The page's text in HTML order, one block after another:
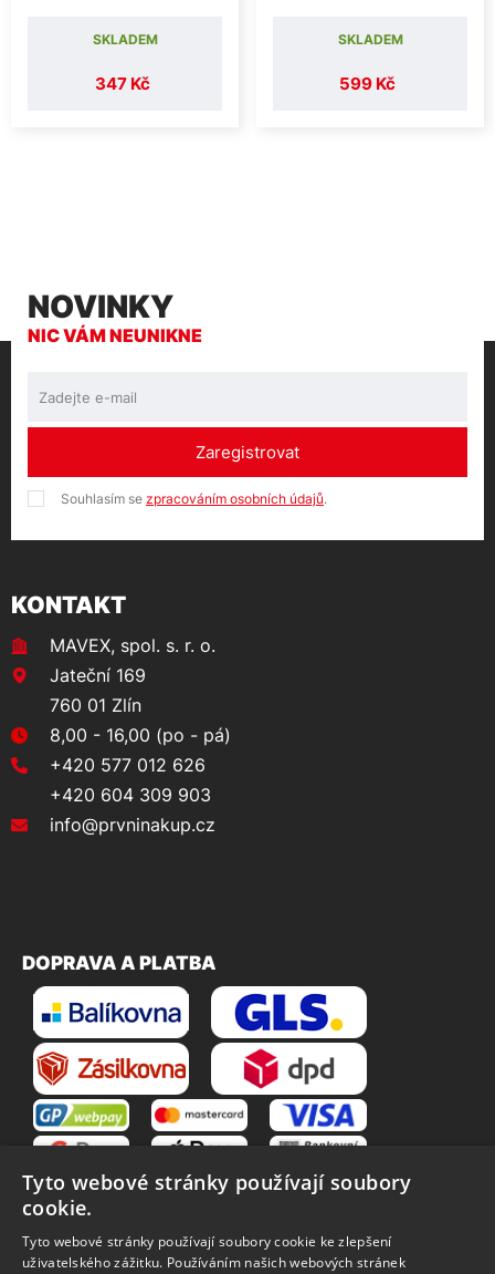
347 Kč
SKLADEM
599 Kč
SKLADEM
NOVINKY
NIC VÁM NEUNIKNE
Zaregistrovat
Souhlasím se zpracováním osobních údajů.
KONTAKT
MAVEX, spol. s. r. o.
Jateční 169
760 01 Zlín
8,00 - 16,00 (po - pá)
+420 577 012 626
+420 604 309 903
info@prvninakup.cz
DOPRAVA A PLATBA
Tyto webové stránky používají soubory
cookie.
Tyto webové stránky používají soubory cookie ke zlepšení
uživatelského zážitku. Používáním našich webových stránek